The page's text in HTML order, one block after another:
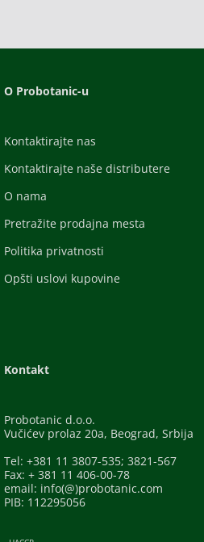
O Probotanic-u
Kontaktirajte nas
Kontaktirajte naše distributere
O nama
Pretražite prodajna mesta
Politika privatnosti
Opšti uslovi kupovine
Kontakt
Probotanic d.o.o.
Vučićev prolaz 20a, Beograd, Srbija
Tel: +381 11 3807-535; 3821-567
Fax: + 381 11 406-00-78
email: info(@)probotanic.com
PIB: 112295056